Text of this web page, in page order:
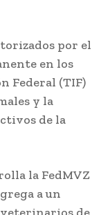
por el
en los
Federal (TIF)
y la
de la
la FedMVZ
a un